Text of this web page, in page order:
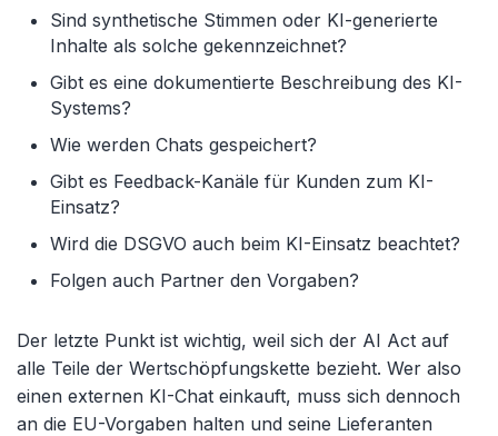
Sind synthetische Stimmen oder KI-generierte
Inhalte als solche gekennzeichnet?
Gibt es eine dokumentierte Beschreibung des KI-
Systems?
Wie werden Chats gespeichert?
Gibt es Feedback-Kanäle für Kunden zum KI-
Einsatz?
Wird die DSGVO auch beim KI-Einsatz beachtet?
Folgen auch Partner den Vorgaben?
Der letzte Punkt ist wichtig, weil sich der AI Act auf
alle Teile der Wertschöpfungskette bezieht. Wer also
einen externen KI-Chat einkauft, muss sich dennoch
an die EU-Vorgaben halten und seine Lieferanten